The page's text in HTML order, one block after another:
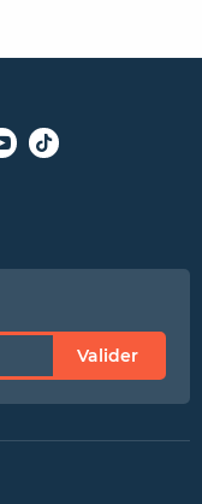
Valider